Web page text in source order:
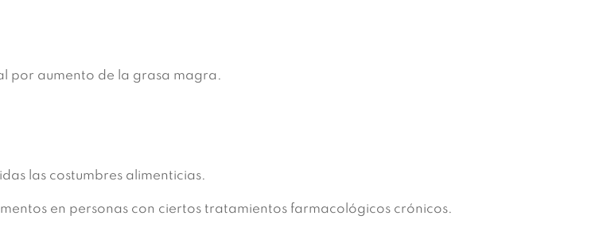
por aumento de la grasa magra.
las costumbres alimenticias.
en personas con ciertos tratamientos farmacológicos crónicos.